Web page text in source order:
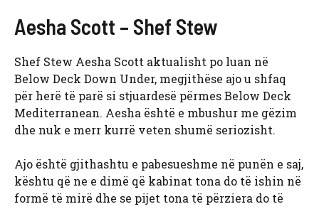
Aesha Scott – Shef Stew
Shef Stew Aesha Scott aktualisht po luan në
Below Deck Down Under, megjithëse ajo u shfaq
për herë të parë si stjuardesë përmes Below Deck
Mediterranean. Aesha është e mbushur me gëzim
dhe nuk e merr kurrë veten shumë seriozisht.
Ajo është gjithashtu e pabesueshme në punën e saj,
kështu që ne e dimë që kabinat tona do të ishin në
formë të mirë dhe se pijet tona të përziera do të